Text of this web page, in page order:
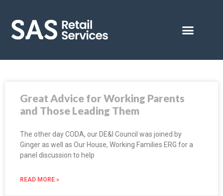
Great Advice for Working Parents
and Those Leading Them
The other day CODA, our DE&I Council was joined by
Ginger as well as Our House, Working Families ERG for a
panel discussion to help
READ MORE »